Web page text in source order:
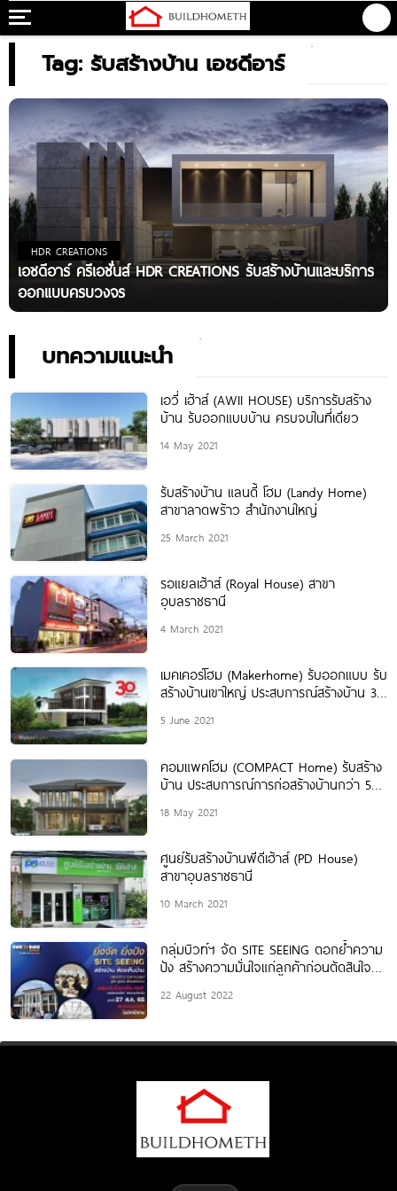
Tag: รับสร้างบ้าน เอชดีอาร์
HDR CREATIONS
เอชดีอาร์ ครีเอชั่นส์ HDR CREATIONS รับสร้างบ้านและบริการ
ออกแบบครบวงจร
บทความแนะนำ
เอวี่ เฮ้าส์ (AWII HOUSE) บริการรับสร้าง
บ้าน รับออกแบบบ้าน ครบจบในที่เดียว
14 May 2021
รับสร้างบ้าน แลนดี้ โฮม (Landy Home)
สาขาลาดพร้าว สำนักงานใหญ่
25 March 2021
รอแยลเฮ้าส์ (Royal House) สาขา
อุบลราชธานี
4 March 2021
เมคเคอร์โฮม (Makerhome) รับออกแบบ รับ
สร้างบ้านเขาใหญ่ ประสบการณ์สร้างบ้าน 30
5 June 2021
คอมแพคโฮม (COMPACT Home) รับสร้าง
บ้าน ประสบการณ์การก่อสร้างบ้านกว่า 56
18 May 2021
ศูนย์รับสร้างบ้านพีดีเฮ้าส์ (PD House)
สาขาอุบลราชธานี
10 March 2021
กลุ่มบิวท์ฯ จัด SITE SEEING ตอกย้ำความ
ปัง สร้างความมั่นใจแก่ลูกค้าก่อนตัดสินใจ
22 August 2022